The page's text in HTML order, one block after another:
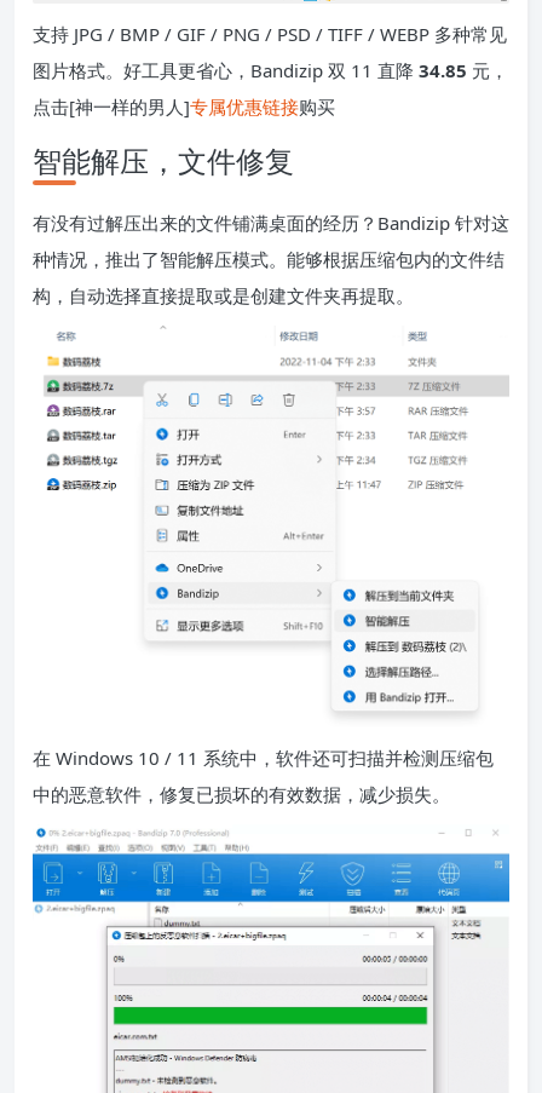
支持 JPG / BMP / GIF / PNG / PSD / TIFF / WEBP 多种常见
图片格式。好工具更省心，Bandizip 双 11 直降 34.85 元，
点击[神一样的男人]专属优惠链接购买
智能解压，文件修复
有没有过解压出来的文件铺满桌面的经历？Bandizip 针对这
种情况，推出了智能解压模式。能够根据压缩包内的文件结
构，自动选择直接提取或是创建文件夹再提取。
在 Windows 10 / 11 系统中，软件还可扫描并检测压缩包
中的恶意软件，修复已损坏的有效数据，减少损失。